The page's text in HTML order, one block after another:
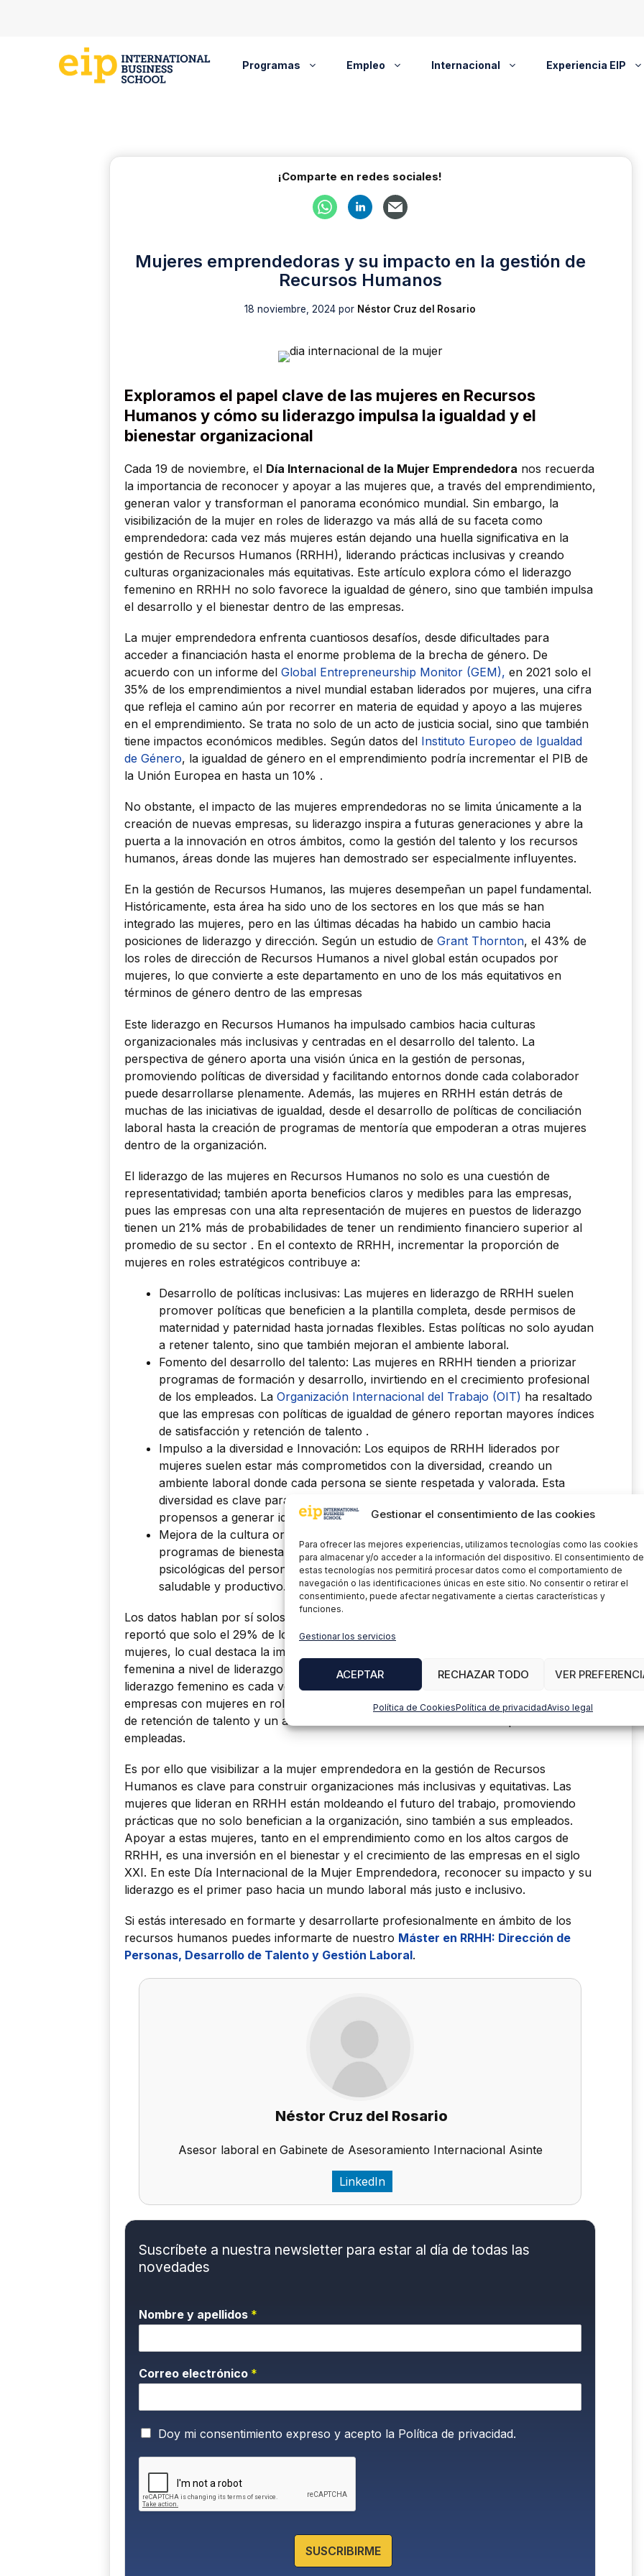
Gestionar el consentimiento de las cookies
Para ofrecer las mejores experiencias, utilizamos tecnologías como las cookies
para almacenar y/o acceder a la información del dispositivo. El consentimiento de
estas tecnologías nos permitirá procesar datos como el comportamiento de
navegación o las identificaciones únicas en este sitio. No consentir o retirar el
consentimiento, puede afectar negativamente a ciertas características y
funciones.
Gestionar los servicios
ACEPTAR RECHAZAR TODO VER
Política de CookiesPolítica de privacidadAviso legal
Programas Empleo Internacional Experiencia EIP
¡Comparte en redes sociales!
Mujeres emprendedoras y su impacto en la gestión de
Recursos Humanos
18 noviembre, 2024 por Néstor Cruz del Rosario
Exploramos el papel clave de las mujeres en Recursos
Humanos y cómo su liderazgo impulsa la igualdad y el
bienestar organizacional
Cada 19 de noviembre, el Día Internacional de la Mujer Emprendedora nos recuerda
la importancia de reconocer y apoyar a las mujeres que, a través del emprendimiento,
generan valor y transforman el panorama económico mundial. Sin embargo, la
visibilización de la mujer en roles de liderazgo va más allá de su faceta como
emprendedora: cada vez más mujeres están dejando una huella significativa en la
gestión de Recursos Humanos (RRHH), liderando prácticas inclusivas y creando
culturas organizacionales más equitativas. Este artículo explora cómo el liderazgo
femenino en RRHH no solo favorece la igualdad de género, sino que también impulsa
el desarrollo y el bienestar dentro de las empresas.
La mujer emprendedora enfrenta cuantiosos desafíos, desde dificultades para
acceder a financiación hasta el enorme problema de la brecha de género. De
acuerdo con un informe del Global Entrepreneurship Monitor (GEM), en 2021 solo el
35% de los emprendimientos a nivel mundial estaban liderados por mujeres, una cifra
que refleja el camino aún por recorrer en materia de equidad y apoyo a las mujeres
en el emprendimiento. Se trata no solo de un acto de justicia social, sino que también
tiene impactos económicos medibles. Según datos del Instituto Europeo de Igualdad
de Género, la igualdad de género en el emprendimiento podría incrementar el PIB de
la Unión Europea en hasta un 10% .
No obstante, el impacto de las mujeres emprendedoras no se limita únicamente a la
creación de nuevas empresas, su liderazgo inspira a futuras generaciones y abre la
puerta a la innovación en otros ámbitos, como la gestión del talento y los recursos
humanos, áreas donde las mujeres han demostrado ser especialmente influyentes.
En la gestión de Recursos Humanos, las mujeres desempeñan un papel fundamental.
Históricamente, esta área ha sido uno de los sectores en los que más se han
integrado las mujeres, pero en las últimas décadas ha habido un cambio hacia
posiciones de liderazgo y dirección. Según un estudio de Grant Thornton, el 43% de
los roles de dirección de Recursos Humanos a nivel global están ocupados por
mujeres, lo que convierte a este departamento en uno de los más equitativos en
términos de género dentro de las empresas
Este liderazgo en Recursos Humanos ha impulsado cambios hacia culturas
organizacionales más inclusivas y centradas en el desarrollo del talento. La
perspectiva de género aporta una visión única en la gestión de personas,
promoviendo políticas de diversidad y facilitando entornos donde cada colaborador
puede desarrollarse plenamente. Además, las mujeres en RRHH están detrás de
muchas de las iniciativas de igualdad, desde el desarrollo de políticas de conciliación
laboral hasta la creación de programas de mentoría que empoderan a otras mujeres
dentro de la organización.
El liderazgo de las mujeres en Recursos Humanos no solo es una cuestión de
representatividad; también aporta beneficios claros y medibles para las empresas,
pues las empresas con una alta representación de mujeres en puestos de liderazgo
tienen un 21% más de probabilidades de tener un rendimiento financiero superior al
promedio de su sector . En el contexto de RRHH, incrementar la proporción de
mujeres en roles estratégicos contribuye a:
Desarrollo de políticas inclusivas: Las mujeres en liderazgo de RRHH suelen
promover políticas que beneficien a la plantilla completa, desde permisos de
maternidad y paternidad hasta jornadas flexibles. Estas políticas no solo ayudan
a retener talento, sino que también mejoran el ambiente laboral.
Fomento del desarrollo del talento: Las mujeres en RRHH tienden a priorizar
programas de formación y desarrollo, invirtiendo en el crecimiento profesional
de los empleados. La Organización Internacional del Trabajo (OIT) ha resaltado
que las empresas con políticas de igualdad de género reportan mayores índices
de satisfacción y retención de talento .
Impulso a la diversidad e Innovación: Los equipos de RRHH liderados por
mujeres suelen estar más comprometidos con la diversidad, creando un
ambiente laboral donde cada persona se siente respetada y valorada. Esta
diversidad es clave para la innovación, ya que los equipos diversos son más
propensos a generar ideas creativas y soluciones eficaces a los desafíos.
Mejora de la cultura organizacional: Las líderes en RRHH suelen implementar
programas de bienestar que atienden las necesidades emocionales y
psicológicas del personal, lo que se traduce en un ambiente de trabajo más
saludable y productivo.
Los datos hablan por sí solos. La Organización Internacional del Trabajo (OIT)
reportó que solo el 29% de los altos cargos empresariales están ocupados por
mujeres, lo cual destaca la importancia de seguir trabajando en la representación
femenina a nivel de liderazgo . Sin embargo, en áreas como Recursos Humanos el
liderazgo femenino es cada vez más fuerte y sus resultados son tangibles. Las
empresas con mujeres en roles ejecutivos en RRHH experimentan mayores niveles
de retención de talento y un aumento en la satisfacción laboral de las personas
empleadas.
Es por ello que visibilizar a la mujer emprendedora en la gestión de Recursos
Humanos es clave para construir organizaciones más inclusivas y equitativas. Las
mujeres que lideran en RRHH están moldeando el futuro del trabajo, promoviendo
prácticas que no solo benefician a la organización, sino también a sus empleados.
Apoyar a estas mujeres, tanto en el emprendimiento como en los altos cargos de
RRHH, es una inversión en el bienestar y el crecimiento de las empresas en el siglo
XXI. En este Día Internacional de la Mujer Emprendedora, reconocer su impacto y su
liderazgo es el primer paso hacia un mundo laboral más justo e inclusivo.
Si estás interesado en formarte y desarrollarte profesionalmente en ámbito de los
recursos humanos puedes informarte de nuestro Máster en RRHH: Dirección de
Personas, Desarrollo de Talento y Gestión Laboral.
Néstor Cruz del Rosario
Asesor laboral en Gabinete de Asesoramiento Internacional Asinte
LinkedIn
Suscríbete a nuestra newsletter para estar al día de todas las
novedades
Nombre y apellidos *
Correo electrónico *
P
l
Doy mi consentimiento expreso y acepto la Política de privacidad.
SUSCRIBIRME